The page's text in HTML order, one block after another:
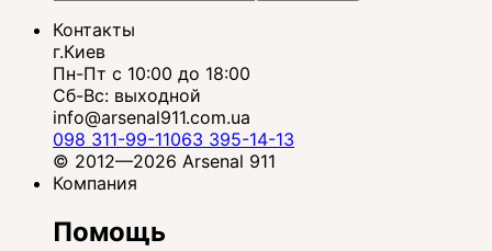
Контакты
г.Киев
Пн-Пт с 10:00 до 18:00
Сб-Вс: выходной
info@arsenal911.com.ua
098 311-99-11063 395-14-13
© 2012—2026 Arsenal 911
Компания
Помощь